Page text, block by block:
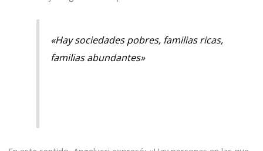
«Hay sociedades pobres, familias ricas,
familias abundantes»